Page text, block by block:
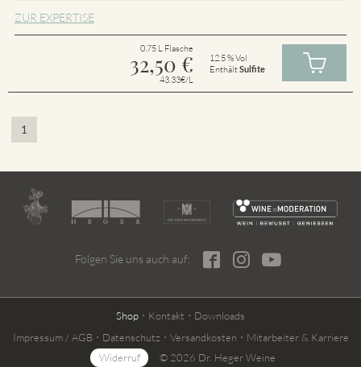
ZUR EXPERTISE
0.75 L Flasche
32,50 €
43.33€/L
12.5 % Vol
EnthältSulfite
1
Folgen Sie uns auch auf:
Shop Kontakt
Downloads
Impressum / AGB
Datenschutz Versandkosten
Mitarbeiter & Karriere
Widerruf
© 2026 Dr. Heger Weine